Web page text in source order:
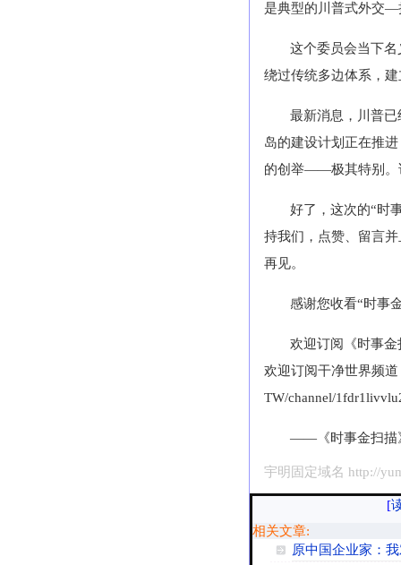
是典型的川普式外交—
这个委员会当下
绕过传统多边体系，
最新消息，川普
岛的建设计划正在推
的创举——极其特别。
好了，这次的“时
持我们，点赞、留言
再见。
感谢您收看“时事
欢迎订阅《时事金
欢迎订阅干净世界频道
TW/channel/
——《时事金扫描
宇明固定域名 http://
[
相关文章:
原中国企业家：